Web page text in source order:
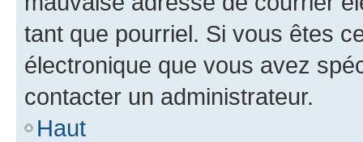
tant que pourriel. Si vous êtes
électronique que vous avez
contacter un administrateur.
Haut